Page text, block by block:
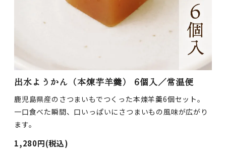
出水ようかん（本煉芋羊羹） 6個入／常温便
鹿児島県産のさつまいもでつくった本煉羊羹6個セット。
一口食べた瞬間、口いっぱいにさつまいもの風味が広がり
ます。
1,280円(税込)